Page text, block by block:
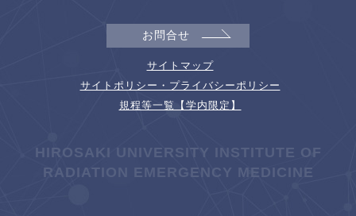
お問合せ
サイトマップ
サイトポリシー・プライバシーポリシー
規程等一覧【学内限定】
HIROSAKI UNIVERSITY INSTITUTE OF
RADIATION EMERGENCY MEDICINE